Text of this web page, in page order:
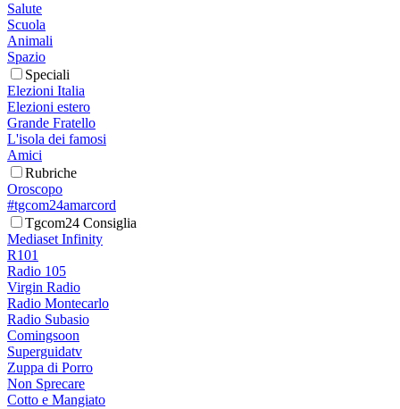
Salute
Scuola
Animali
Spazio
Speciali
Elezioni Italia
Elezioni estero
Grande Fratello
L'isola dei famosi
Amici
Rubriche
Oroscopo
#tgcom24amarcord
Tgcom24 Consiglia
Mediaset Infinity
R101
Radio 105
Virgin Radio
Radio Montecarlo
Radio Subasio
Comingsoon
Superguidatv
Zuppa di Porro
Non Sprecare
Cotto e Mangiato